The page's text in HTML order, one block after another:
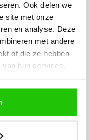
Ook delen we
site met onze
en analyse. Deze
met andere
of die ze hebben
hun services.